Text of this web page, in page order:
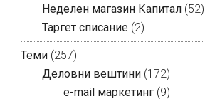
Неделен магазин Капитал (52)
Таргет списание (2)
Теми (257)
Деловни вештини (172)
e-mail маркетинг (9)